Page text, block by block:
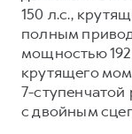
150 л.с.,
полным
мощностью
крутящего
7-
с двойным